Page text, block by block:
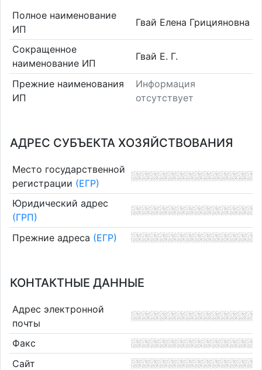
Полное наименование
ИП
Гвай Елена Грицияновна
Сокращенное
наименование ИП
Гвай Е. Г.
Прежние наименования
ИП
Информация
отсутствует
АДРЕС СУБЪЕКТА ХОЗЯЙСТВОВАНИЯ
Место государственной
регистрации (ЕГР)
Юридический адрес
(ГРП)
Прежние адреса (ЕГР)
КОНТАКТНЫЕ ДАННЫЕ
Адрес электронной
почты
Факс
Сайт